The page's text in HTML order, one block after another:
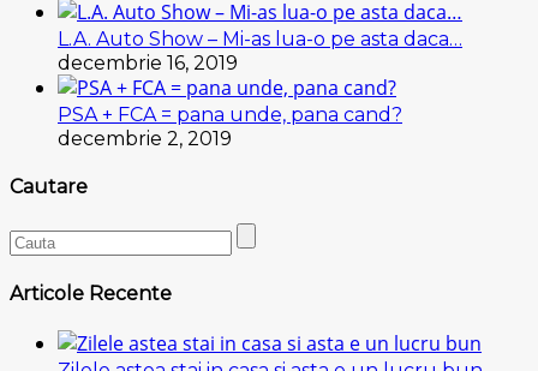
L.A. Auto Show – Mi-as lua-o pe asta daca…
decembrie 16, 2019
PSA + FCA = pana unde, pana cand?
decembrie 2, 2019
Cautare
Articole Recente